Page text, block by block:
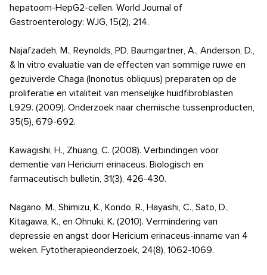
hepatoom-HepG2-cellen. World Journal of
Gastroenterology: WJG, 15(2), 214.
Najafzadeh, M., Reynolds, PD, Baumgartner, A., Anderson, D.,
& In vitro evaluatie van de effecten van sommige ruwe en
gezuiverde Chaga (Inonotus obliquus) preparaten op de
proliferatie en vitaliteit van menselijke huidfibroblasten
L929. (2009). Onderzoek naar chemische tussenproducten,
35(5), 679-692.
Kawagishi, H., Zhuang, C. (2008). Verbindingen voor
dementie van Hericium erinaceus. Biologisch en
farmaceutisch bulletin, 31(3), 426-430.
Nagano, M., Shimizu, K., Kondo, R., Hayashi, C., Sato, D.,
Kitagawa, K., en Ohnuki, K. (2010). Vermindering van
depressie en angst door Hericium erinaceus-inname van 4
weken. Fytotherapieonderzoek, 24(8), 1062-1069.